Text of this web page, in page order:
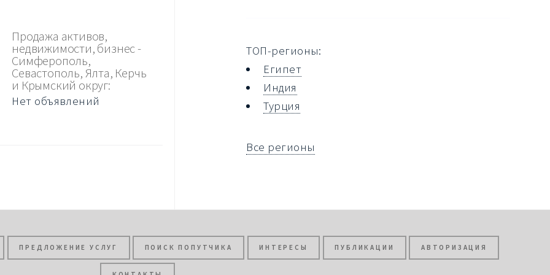
Продажа активов,
недвижимости, бизнес -
Симферополь,
Севастополь, Ялта, Керчь
и Крымский округ:
Нет объявлений
ТОП-регионы:
Египет
Индия
Турция
Все регионы
ПРЕДЛОЖЕНИЕ УСЛУГ ПОИСК ПОПУТЧИКА ИНТЕРЕСЫ ПУБЛИКАЦИИ АВТОРИЗАЦИЯ